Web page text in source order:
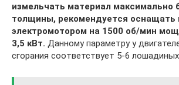
измельчать материал максимально
толщины, рекомендуется оснащать
электромотором на 1500 об/мин
3,5 кВт. Данному параметру у
сгорания соответствует 5-6 лошадиных